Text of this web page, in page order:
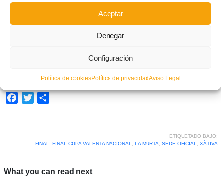
Aceptar
Denegar
Configuración
Política de cookiesPolítica de privacidadAviso Legal
Facebook
TwitterCompartir
ETIQUETADO BAJO:
FINAL
FINAL COPA VALENTA NACIONAL LA MURTA SEDE OFICIAL XÀTIVA
What you can read next